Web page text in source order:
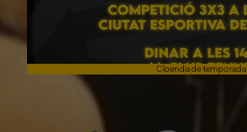
Cloenda de temporada